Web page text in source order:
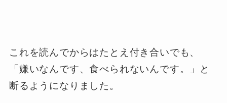
これを読んでからはたとえ付き合いでも、
「嫌いなんです、食べられないんです。」と
断るようになりました。